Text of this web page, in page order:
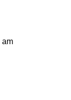
am